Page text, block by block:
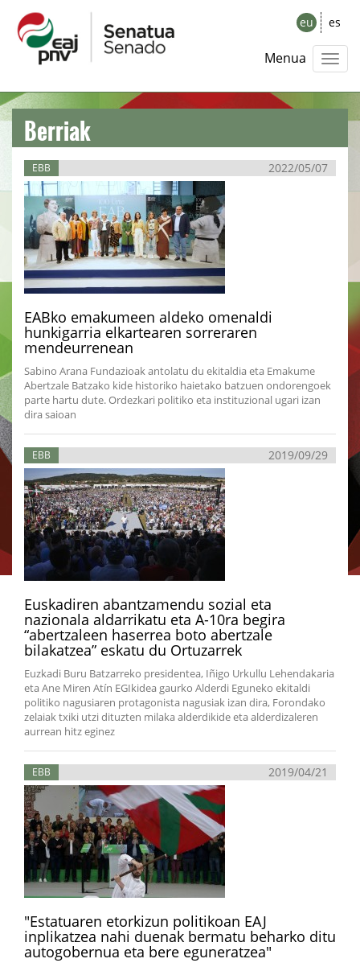
eu es
Menua
Berriak
EBB 2022/05/07
EABko emakumeen aldeko omenaldi
hunkigarria elkartearen sorreraren
mendeurrenean
Sabino Arana Fundazioak antolatu du ekitaldia eta Emakume
Abertzale Batzako kide historiko haietako batzuen ondorengoek
parte hartu dute. Ordezkari politiko eta instituzional ugari izan
dira saioan
EBB 2019/09/29
Euskadiren abantzamendu sozial eta
nazionala aldarrikatu eta A-10ra begira
“abertzaleen haserrea boto abertzale
bilakatzea” eskatu du Ortuzarrek
Euzkadi Buru Batzarreko presidentea, Iñigo Urkullu Lehendakaria
eta Ane Miren Atín EGIkidea gaurko Alderdi Eguneko ekitaldi
politiko nagusiaren protagonista nagusiak izan dira, Forondako
zelaiak txiki utzi dituzten milaka alderdikide eta alderdizaleren
aurrean hitz eginez
EBB 2019/04/21
"Estatuaren etorkizun politikoan EAJ
inplikatzea nahi duenak bermatu beharko ditu
autogobernua eta bere eguneratzea"